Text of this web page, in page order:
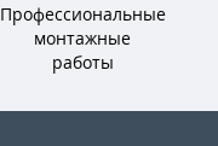
Профессиональные
монтажные
работы